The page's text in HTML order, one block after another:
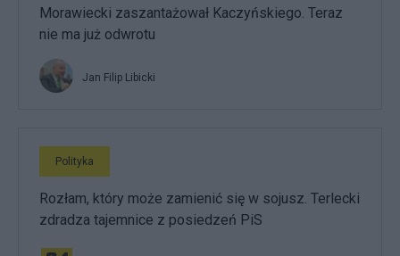
Morawiecki zaszantażował Kaczyńskiego. Teraz
nie ma już odwrotu
Jan Filip Libicki
Polityka
Rozłam, który może zamienić się w sojusz. Terlecki
zdradza tajemnice z posiedzeń PiS